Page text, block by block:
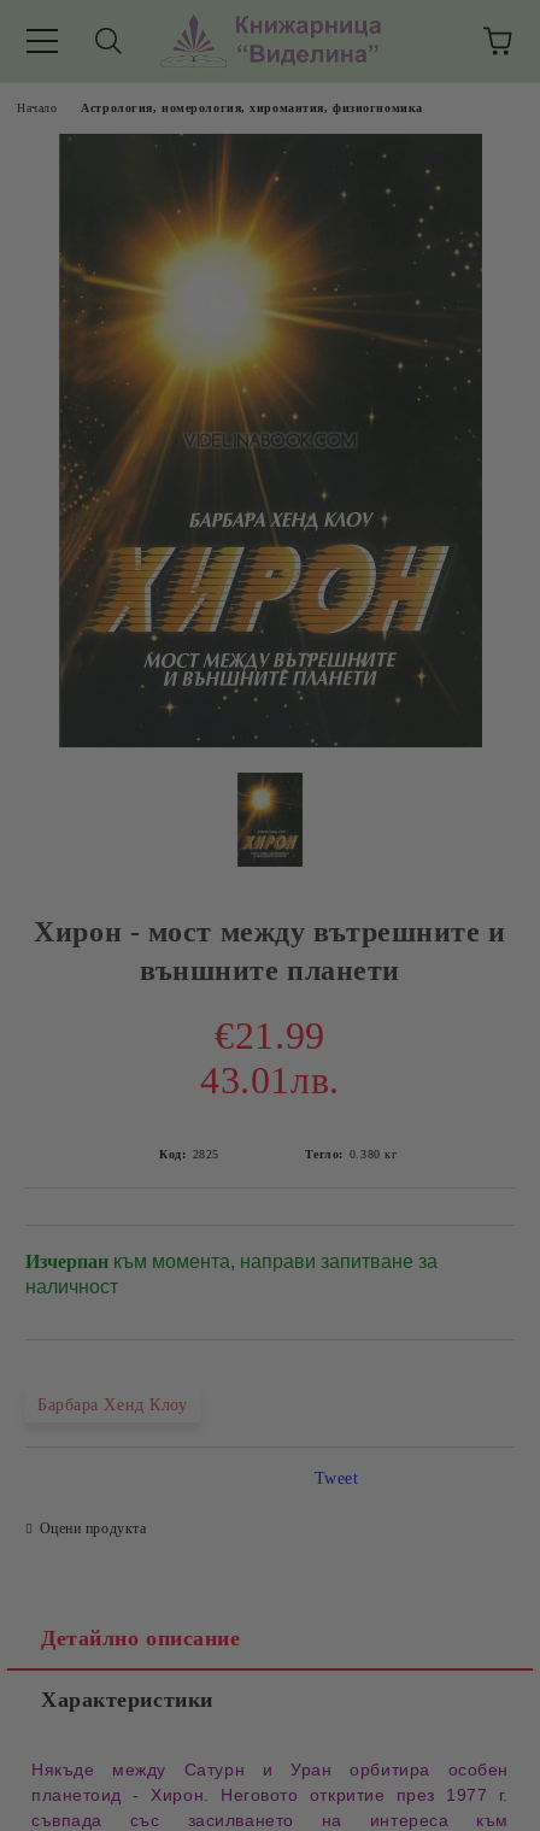
Начало Астрология, номерология, хиромантия, физиогномика
Хирон - мост между вътрешните и
външните планети
€21.99
43.01лв.
Код: 2825 Тегло: 0.380 кг
Изчерпан към момента, направи запитване за
наличност
Барбара Хенд Клоу
Оцени продукта
Tweet
Детайлно описание
Характеристики
Някъде между Сатурн и Уран орбитира особен
планетоид - Хирон. Неговото откритие през 1977 г.
съвпада със засилването на интереса към